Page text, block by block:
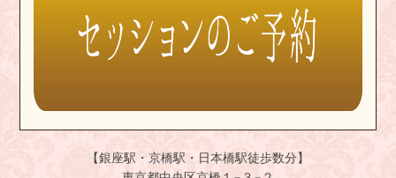
【銀座駅・京橋駅・日本橋駅徒歩数分】